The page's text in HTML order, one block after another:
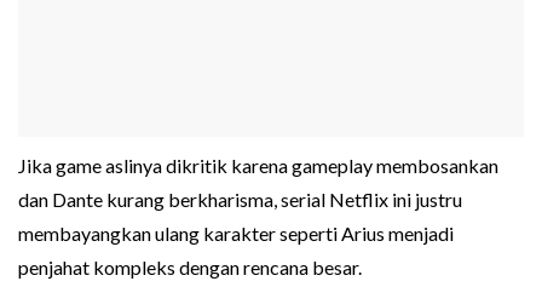
Jika game aslinya dikritik karena gameplay membosankan
dan Dante kurang berkharisma, serial Netflix ini justru
membayangkan ulang karakter seperti Arius menjadi
penjahat kompleks dengan rencana besar.